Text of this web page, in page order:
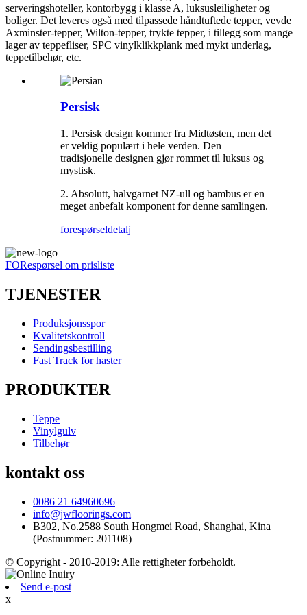
serveringshoteller, kontorbygg i klasse A, luksusleiligheter og
boliger. Det leveres også med tilpassede håndtuftede tepper, vevde
Axminster-tepper, Wilton-tepper, trykte tepper, i tillegg som mange
lager av teppefliser, SPC vinylklikkplank med mykt underlag,
teppetilbehør, etc.
Persisk
1. Persisk design kommer fra Midtøsten, men det
er veldig populært i hele verden. Den
tradisjonelle designen gjør rommet til luksus og
mystisk.
2. Absolutt, halvgarnet NZ-ull og bambus er en
meget anbefalt komponent for denne samlingen.
forespørseldetalj
FORespørsel om prisliste
TJENESTER
Produksjonsspor
Kvalitetskontroll
Sendingsbestilling
Fast Track for haster
PRODUKTER
Teppe
Vinylgulv
Tilbehør
kontakt oss
0086 21 64960696
info@jwfloorings.com
B302, No.2588 South Hongmei Road, Shanghai, Kina
(Postnummer: 201108)
© Copyright - 2010-2019: Alle rettigheter forbeholdt.
Send e-post
x